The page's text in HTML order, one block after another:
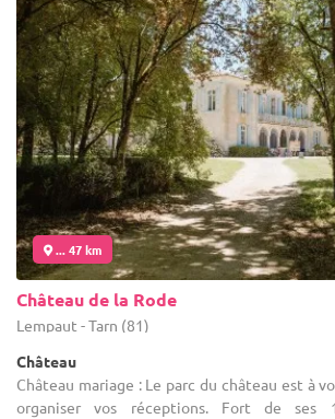
... 47 km
Château de la Rode
Lempaut - Tarn (81)
Château
Château mariage : Le parc du château est à
organiser vos réceptions. Fort de ses